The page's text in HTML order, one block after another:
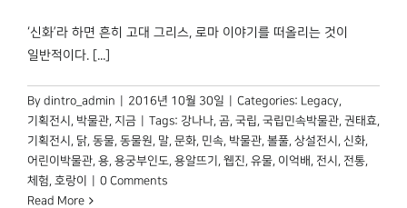
‘신화’라 하면 흔히 고대 그리스, 로마 이야기를 떠올리는 것이
일반적이다. [...]
By dintro_admin 2016년 10월 30일 Categories: Legacy,
기획전시 , 박물관, 지금 Tags: 강나나, 곰, 국립, 국립민속박물관, 권태효,
기획전시 , 닭, 동물, 동물원, 말, 문화, 민속, 박물관, 볼풀, 상설전시 , 신화,
어린이박물관, 용, 용궁부인도, 용알뜨기 , 웹진, 유물, 이억배 , 전시 , 전통,
체험, 호랑이
0 Comments
Read More